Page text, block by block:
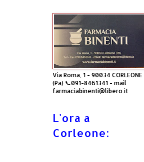
Via Roma, 1 - 90034 CORLEONE
(Pa) 📞091-8461341 - mail
farmaciabinenti@libero.it
L'ora a
Corleone: